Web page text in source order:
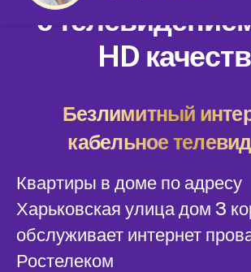
с
HD
Безлимитный
кабельное
Квартиры в доме по адресу
Харьковская улица дом 3
обслуживает интернет
Ростелеком